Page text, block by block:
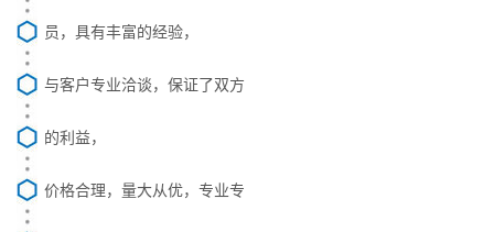
员，具有丰富的经验，
与客户专业洽谈，保证了双方
的利益，
价格合理，量大从优，专业专